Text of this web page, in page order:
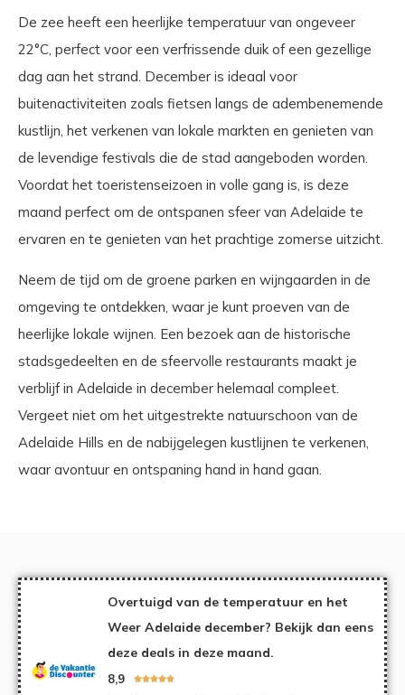
De zee heeft een heerlijke temperatuur van ongeveer
22°C, perfect voor een verfrissende duik of een gezellige
dag aan het strand. December is ideaal voor
buitenactiviteiten zoals fietsen langs de adembenemende
kustlijn, het verkenen van lokale markten en genieten van
de levendige festivals die de stad aangeboden worden.
Voordat het toeristenseizoen in volle gang is, is deze
maand perfect om de ontspanen sfeer van Adelaide te
ervaren en te genieten van het prachtige zomerse uitzicht.
Neem de tijd om de groene parken en wijngaarden in de
omgeving te ontdekken, waar je kunt proeven van de
heerlijke lokale wijnen. Een bezoek aan de historische
stadsgedeelten en de sfeervolle restaurants maakt je
verblijf in Adelaide in december helemaal compleet.
Vergeet niet om het uitgestrekte natuurschoon van de
Adelaide Hills en de nabijgelegen kustlijnen te verkenen,
waar avontuur en ontspaning hand in hand gaan.
Overtuigd van de temperatuur en het
Weer Adelaide december? Bekijk dan eens
deze deals in deze maand.
8,9 